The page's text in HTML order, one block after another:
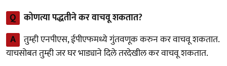
Q कोणत्या पद्धतीने कर वाचवू शकतात?
A तुम्ही एनपीएस, ईपीएफमध्ये गुंतवणूक करुन कर वाचवू शकतात.
याचसोबत तुम्ही जर घर भाड्याने दिले तरदेखील कर वाचवू शकतात.